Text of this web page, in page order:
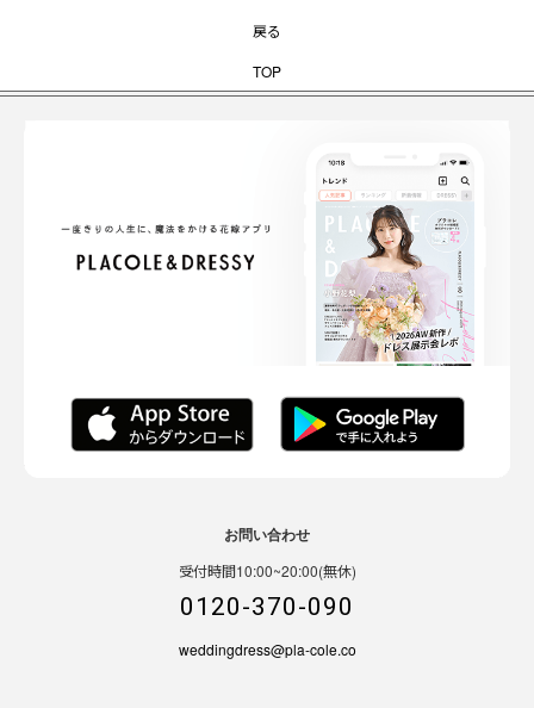
戻る
TOP
お問い合わせ
受付時間10:00~20:00(無休)
0120-370-090
weddingdress@pla-cole.co